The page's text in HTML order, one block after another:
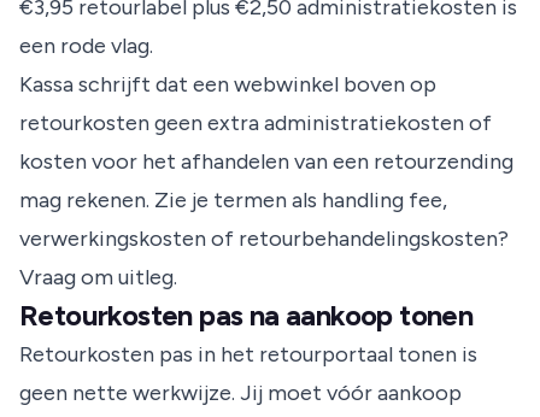
€3,95 retourlabel plus €2,50 administratiekosten is
een rode vlag.
Kassaschrijft dat een webwinkel boven op
retourkosten geen extra administratiekosten of
kosten voor het afhandelen van een retourzending
mag rekenen. Zie je termen als handling fee,
verwerkingskosten of retourbehandelingskosten?
Vraag om uitleg.
Retourkosten pas na aankoop tonen
Retourkosten pas in het retourportaal tonen is
geen nette werkwijze. Jij moet vóór aankoop